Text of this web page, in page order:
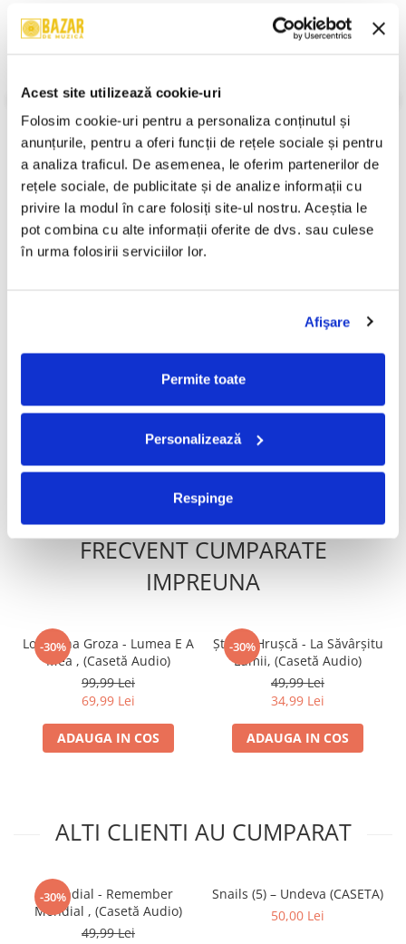
Acest site utilizează cookie-uri
Folosim cookie-uri pentru a personaliza conținutul și
anunțurile, pentru a oferi funcții de rețele sociale și pentru
a analiza traficul. De asemenea, le oferim partenerilor de
rețele sociale, de publicitate și de analize informații cu
privire la modul în care folosiți site-ul nostru. Aceștia le
pot combina cu alte informații oferite de dvs. sau culese
în urma folosirii serviciilor lor.
Afişare
Permite toate
Personalizează
Respinge
B3. Everything Louder Than Everything Else
B4. Good Girls Go To Heaven (Bad Girls Go Everywhere)
An Lansare:1993
Stil:
Rock; Soft Rock; Hard Rock; Pop Rock; Classic Rock
Stare Caseta:Near Mint (NM or M-)
Stare Coperta:Near Mint (NM or M-)
Informatii conformitate produs
Review-uri(0)
Mondial , (Casetă Audio)
34,99 Lei
FRECVENT CUMPARATE
IMPREUNA
-30%
Loredana Groza - Lumea E A
Mea , (Casetă Audio)
99,99 Lei
69,99 Lei
ADAUGA IN COS
-30%
Ștefan Hrușcă - La Săvârșitu
Lumii, (Casetă Audio)
49,99 Lei
34,99 Lei
ADAUGA IN COS
ALTI CLIENTI AU CUMPARAT
-30%
Mondial - Remember
Mondial , (Casetă Audio)
49,99 Lei
Snails (5) – Undeva (CASETA)
50,00 Lei